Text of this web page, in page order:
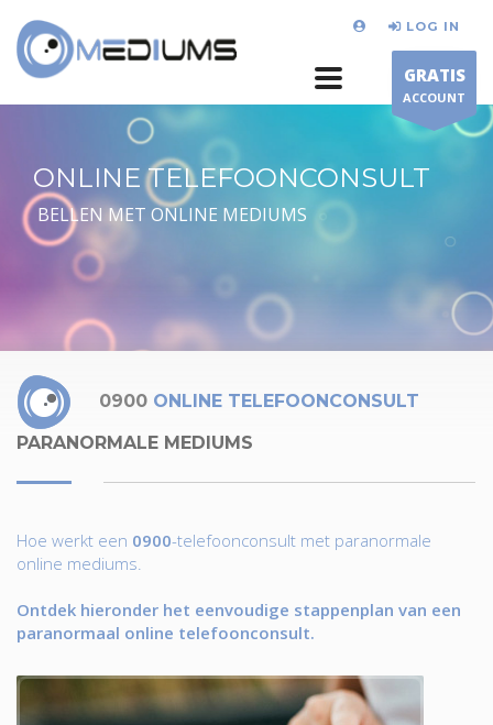
LOG IN
GRATIS
ACCOUNT
ONLINE TELEFOONCONSULT
BELLEN MET ONLINE MEDIUMS
0900 ONLINE TELEFOONCONSULT
PARANORMALE MEDIUMS
Hoe werkt een 0900-telefoonconsult met paranormale
online mediums.
Ontdek hieronder het eenvoudige stappenplan van een
paranormaal online telefoonconsult.